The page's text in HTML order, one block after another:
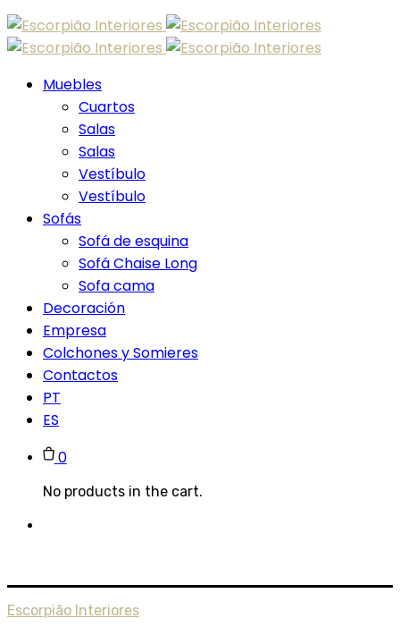
Skip
to
content
Muebles
Cuartos
Salas
Salas
Vestíbulo
Vestíbulo
Sofás
Sofá de esquina
Sofá Chaise Long
Sofa cama
Decoración
Empresa
Colchones y Somieres
Contactos
PT
ES
0
No products in the cart.
Escorpião Interiores